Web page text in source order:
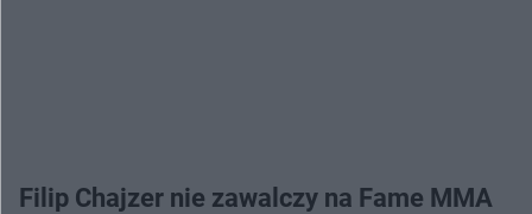
Filip Chajzer nie zawalczy na Fame MMA